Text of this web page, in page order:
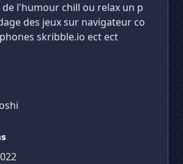
l'humour chill ou relax un p
des jeux sur navigateur co
skribble.io ect ect